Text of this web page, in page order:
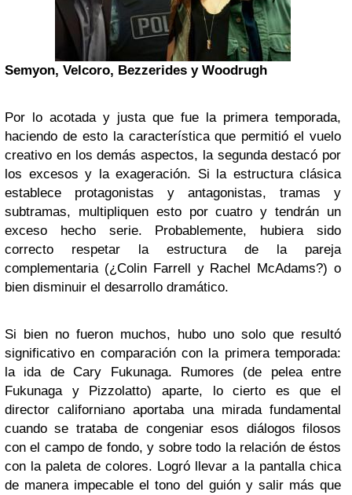
Semyon, Velcoro, Bezzerides y Woodrugh
Por lo acotada y justa que fue la primera temporada,
haciendo de esto la característica que permitió el vuelo
creativo en los demás aspectos, la segunda destacó por
los excesos y la exageración. Si la estructura clásica
establece protagonistas y antagonistas, tramas y
subtramas, multipliquen esto por cuatro y tendrán un
exceso hecho serie. Probablemente, hubiera sido
correcto respetar la estructura de la pareja
complementaria (¿Colin Farrell y Rachel McAdams?) o
bien disminuir el desarrollo dramático.
Si bien no fueron muchos, hubo uno solo que resultó
significativo en comparación con la primera temporada:
la ida de Cary Fukunaga. Rumores (de pelea entre
Fukunaga y Pizzolatto) aparte, lo cierto es que el
director californiano aportaba una mirada fundamental
cuando se trataba de congeniar esos diálogos filosos
con el campo de fondo, y sobre todo la relación de éstos
con la paleta de colores. Logró llevar a la pantalla chica
de manera impecable el tono del guión y salir más que